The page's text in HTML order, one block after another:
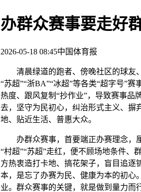
办群众赛事要走好
2026-05-18 08:45中国体育报
清晨绿道的跑者、傍晚社区的球友、
“苏超”“浙BA”“冰超”等各类“超字号”
热度、跟风复制“抄作业”，导致赛事品
去，坚守为民初心，纠治形式主义、摒
地、贴近生活、普惠大众。
办群众赛事，首要端正办赛理念，厘
“村超”“苏超”走红，便不顾场地条件
方热衷造打卡地、搞花架子，盲目追逐
本，是忘了办赛为民、健康为本的初心
业。群众赛事的关键，就是做到量力而